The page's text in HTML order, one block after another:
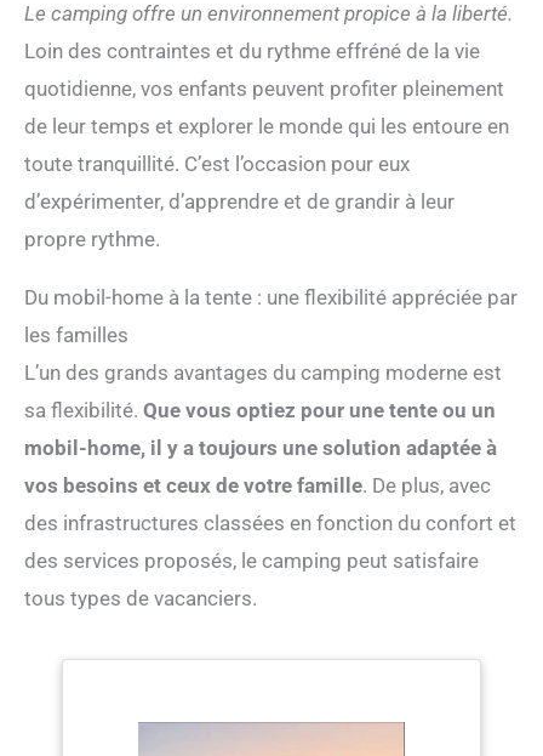
Le camping offre un environnement propice à la liberté.
Loin des contraintes et du rythme effréné de la vie
quotidienne, vos enfants peuvent profiter pleinement
de leur temps et explorer le monde qui les entoure en
toute tranquillité. C’est l’occasion pour eux
d’expérimenter, d’apprendre et de grandir à leur
propre rythme.
Du mobil-home à la tente : une flexibilité appréciée par
les familles
L’un des grands avantages du camping moderne est
sa flexibilité. Que vous optiez pour une tente ou un
mobil-home, il y a toujours une solution adaptée à
vos besoins et ceux de votre famille. De plus, avec
des infrastructures classées en fonction du confort et
des services proposés, le camping peut satisfaire
tous types de vacanciers.